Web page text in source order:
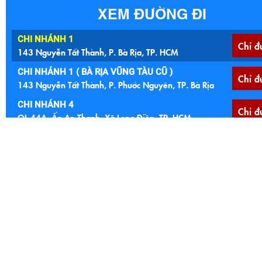
XEM ĐƯỜNG ĐI
CHI NHÁNH 1
143 Nguyễn Tất Thành, P. Bà Rịa, TP. HCM Chỉ
CHI NHÁNH 1 ( BÀ RỊA VŨNG TÀU CŨ )
143 Nguyễn Tất Thành, P. Phước Nguyên, TP. Bà Rịa Chỉ
CHI NHÁNH 4
QL 44A, Ấp An Thạnh, Xã Long Điền, TP. HCM Chỉ